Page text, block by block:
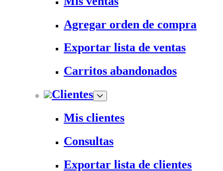
Agregar orden de compra
Exportar lista de ventas
Carritos abandonados
Clientes
Mis clientes
Consultas
Exportar lista de clientes